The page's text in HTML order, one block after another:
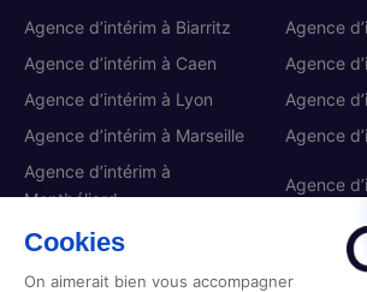
Cookies
On aimerait bien vous accompagner
Agence d’intérim à Biarritz
Agence
Agence d’intérim à Caen
Agence
Agence d’intérim à Lyon
Agence
Agence d’intérim à Marseille
Agence
Agence d’intérim à
Montbéliard
Agence
Agence d’intérim à Nancy
Agence
Agence d’intérim à Nice
Agence